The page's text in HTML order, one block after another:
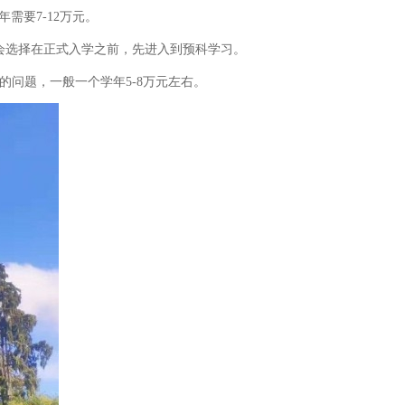
要7-12万元。
在正式入学之前，先进入到预科学习。
题，一般一个学年5-8万元左右。